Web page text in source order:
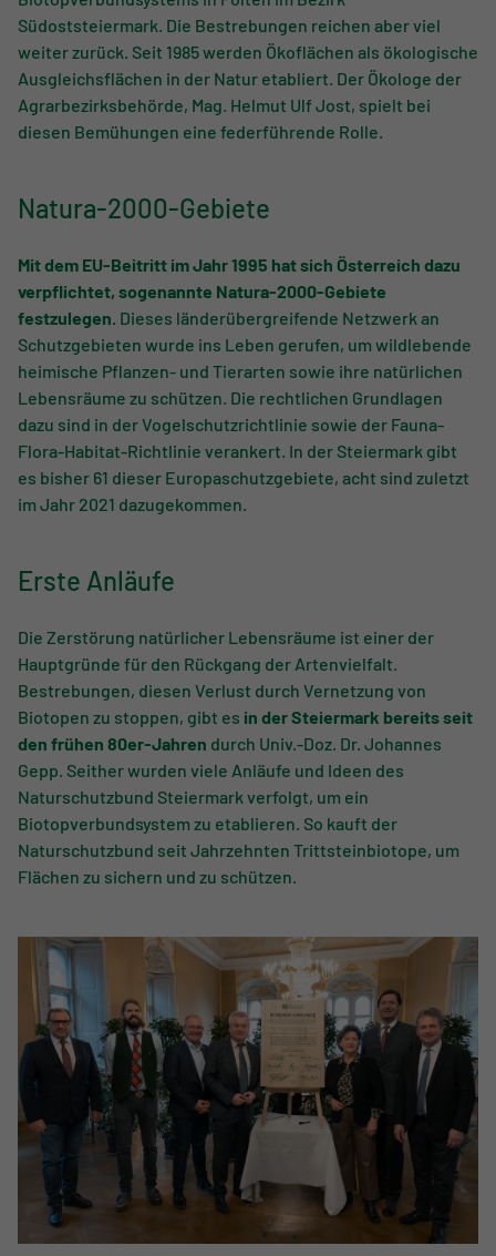
Südoststeiermark. Die Bestrebungen reichen aber viel
weiter zurück. Seit 1985 werden Ökoflächen als ökologische
Ausgleichsflächen in der Natur etabliert. Der Ökologe der
Agrarbezirksbehörde, Mag. Helmut Ulf Jost, spielt bei
diesen Bemühungen eine federführende Rolle.
Natura-2000-Gebiete
Mit dem EU-Beitritt im Jahr 1995 hat sich Österreich dazu
verpflichtet, sogenannte Natura-2000-Gebiete
festzulegen. Dieses länderübergreifende Netzwerk an
Schutzgebieten wurde ins Leben gerufen, um wildlebende
heimische Pflanzen- und Tierarten sowie ihre natürlichen
Lebensräume zu schützen. Die rechtlichen Grundlagen
dazu sind in der Vogelschutzrichtlinie sowie der Fauna-
Flora-Habitat-Richtlinie verankert. In der Steiermark gibt
es bisher 61 dieser Europaschutzgebiete, acht sind zuletzt
im Jahr 2021 dazugekommen.
Erste Anläufe
Die Zerstörung natürlicher Lebensräume ist einer der
Hauptgründe für den Rückgang der Artenvielfalt.
Bestrebungen, diesen Verlust durch Vernetzung von
Biotopen zu stoppen, gibt es in der Steiermark bereits seit
den frühen 80er-Jahren durch Univ.-Doz. Dr. Johannes
Gepp. Seither wurden viele Anläufe und Ideen des
Naturschutzbund Steiermark verfolgt, um ein
Biotopverbundsystem zu etablieren. So kauft der
Naturschutzbund seit Jahrzehnten Trittsteinbiotope, um
Flächen zu sichern und zu schützen.